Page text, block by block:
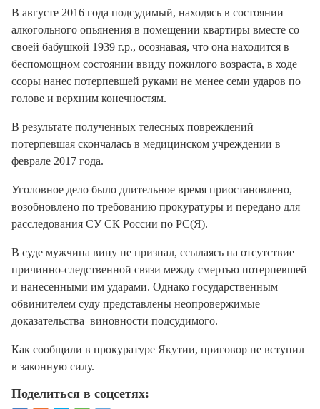
В августе 2016 года подсудимый, находясь в состоянии
алкогольного опьянения в помещении квартиры вместе со
своей бабушкой 1939 г.р., осознавая, что она находится в
беспомощном состоянии ввиду пожилого возраста, в ходе
ссоры нанес потерпевшей руками не менее семи ударов по
голове и верхним конечностям.
В результате полученных телесных повреждений
потерпевшая скончалась в медицинском учреждении в
феврале 2017 года.
Уголовное дело было длительное время приостановлено,
возобновлено по требованию прокуратуры и передано для
расследования СУ СК России по РС(Я).
В суде мужчина вину не признал, ссылаясь на отсутствие
причинно-следственной связи между смертью потерпевшей
и нанесенными им ударами. Однако государственным
обвинителем суду представлены неопровержимые
доказательства виновности подсудимого.
Как сообщили в прокуратуре Якутии, приговор не вступил
в законную силу.
Поделиться в соцсетях: